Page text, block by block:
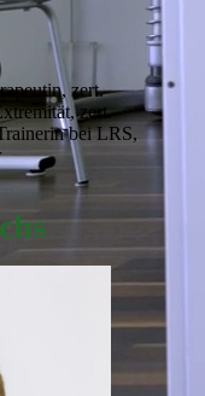
zert.
zert.
bei LRS,